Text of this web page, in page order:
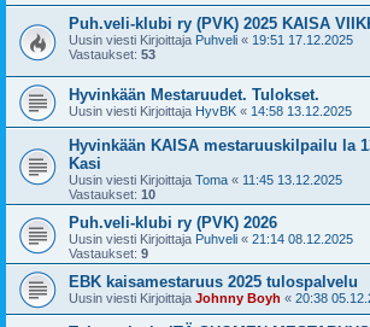
Puh.veli-klubi ry (PVK) 2025 KAISA
Uusin viesti Kirjoittaja Puhveli « 19:51 17.12.2025
Vastaukset: 53
Hyvinkään Mestaruudet. Tulokset.
Uusin viesti Kirjoittaja HyvBK « 14:58 13.12.2025
Hyvinkään KAISA mestaruuskilpailu la
Kasi
Uusin viesti Kirjoittaja Toma « 11:45 13.12.2025
Vastaukset: 10
Puh.veli-klubi ry (PVK) 2026
Uusin viesti Kirjoittaja Puhveli « 21:14 08.12.2025
Vastaukset: 9
EBK kaisamestaruus 2025 tulospalvelu
Uusin viesti Kirjoittaja Johnny Boyh « 20:38